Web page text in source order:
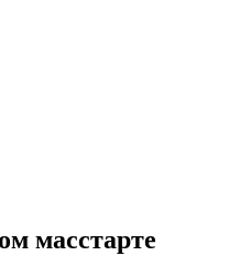
масстарте